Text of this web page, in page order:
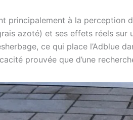
principalement à la perception
azoté) et ses effets réels sur
ce qui place l’Adblue
prouvée que d’une